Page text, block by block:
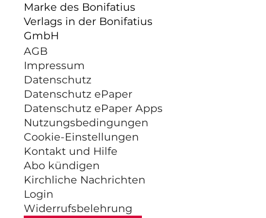
Marke des Bonifatius
Verlags in der Bonifatius
GmbH
AGB
Impressum
Datenschutz
Datenschutz ePaper
Datenschutz ePaper Apps
Nutzungsbedingungen
Cookie-Einstellungen
Kontakt und Hilfe
Abo kündigen
Kirchliche Nachrichten
Login
Widerrufsbelehrung